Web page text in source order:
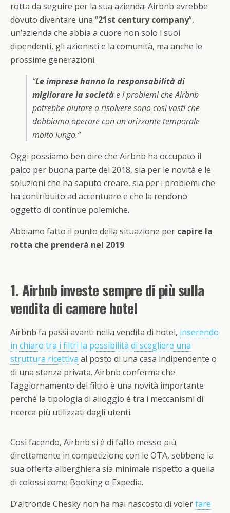
rotta da seguire per la sua azienda: Airbnb avrebbe
dovuto diventare una “21st century company”,
un’azienda che abbia a cuore non solo i suoi
dipendenti, gli azionisti e la comunità, ma anche le
prossime generazioni.
“Le imprese hanno la responsabilità di
migliorare la società e i problemi che Airbnb
potrebbe aiutare a risolvere sono così vasti che
dobbiamo operare con un orizzonte temporale
molto lungo.”
Oggi possiamo ben dire che Airbnb ha occupato il
palco per buona parte del 2018, sia per le novità e le
soluzioni che ha saputo creare, sia per i problemi che
ha contribuito ad accentuare e che la rendono
oggetto di continue polemiche.
Abbiamo fatto il punto della situazione per capire la
rotta che prenderà nel 2019.
1. Airbnb investe sempre di più sulla
vendita di camere hotel
Airbnb fa passi avanti nella vendita di hotel, inserendo
in chiaro tra i filtri la possibilità di scegliere una
struttura ricettiva al posto di una casa indipendente o
di una stanza privata. Airbnb conferma che
l’aggiornamento del filtro è una novità importante
perché la tipologia di alloggio è tra i meccanismi di
ricerca più utilizzati dagli utenti.
Così facendo, Airbnb si è di fatto messo più
direttamente in competizione con le OTA, sebbene la
sua offerta alberghiera sia minimale rispetto a quella
di colossi come Booking o Expedia.
D’altronde Chesky non ha mai nascosto di volerfare